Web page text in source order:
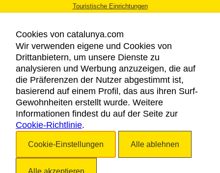
Touristische Einrichtungen
RECHTLICHER HINWEIS
DATENSCHUTZICHTLINIE
COOKIES
BARRIEREFREIHEIT
Cookies von catalunya.com
Wir verwenden eigene und Cookies von
Drittanbietern, um unsere Dienste zu
analysieren und Werbung anzuzeigen, die auf
die Präferenzen der Nutzer abgestimmt ist,
basierend auf einem Profil, das aus ihren Surf-
Gewohnheiten erstellt wurde. Weitere
Informationen findest du auf der Seite zur
Cookie-Richtlinie.
Cookie-Einstellungen Alle ablehnen
Alle akzeptieren